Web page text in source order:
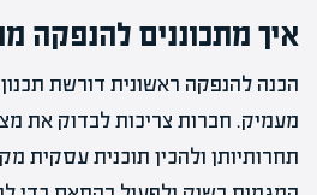
איך מתכוננים להנפקה
הכנה להנפקה ראשונית דורשת
מעמיק. חברות צריכות לבדוק את
תחרותיותן ולהכין תוכנית עסקית